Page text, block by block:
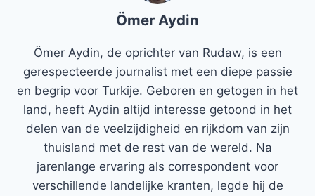
Ömer Aydin
Ömer Aydin, de oprichter van Rudaw, is een
gerespecteerde journalist met een diepe passie
en begrip voor Turkije. Geboren en getogen in het
land, heeft Aydin altijd interesse getoond in het
delen van de veelzijdigheid en rijkdom van zijn
thuisland met de rest van de wereld. Na
jarenlange ervaring als correspondent voor
verschillende landelijke kranten, legde hij de